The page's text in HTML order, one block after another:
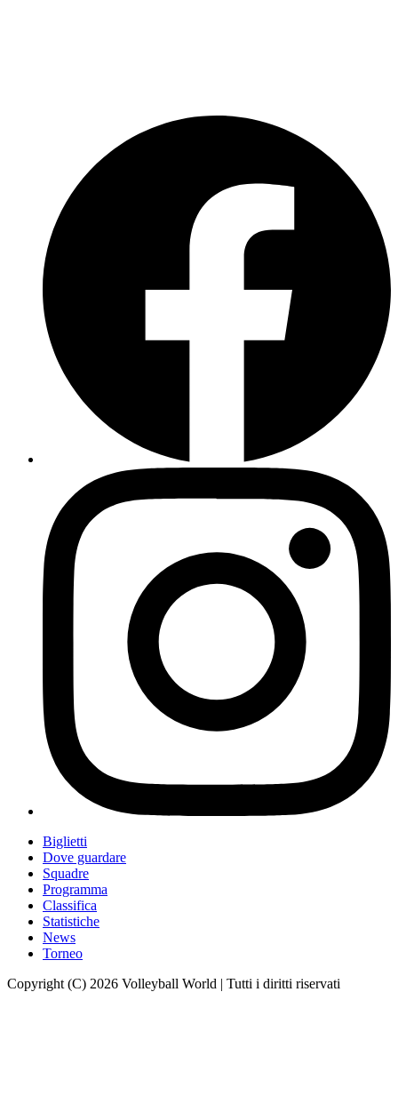
Biglietti
Dove guardare
Squadre
Programma
Classifica
Statistiche
News
Torneo
Copyright (C) 2026 Volleyball World | Tutti i diritti riservati